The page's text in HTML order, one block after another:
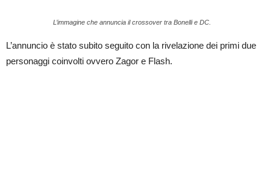
L’immagine che annuncia il crossover tra Bonelli e DC.
L’annuncio è stato subito seguito con la rivelazione dei primi due
personaggi coinvolti ovvero Zagor e Flash.